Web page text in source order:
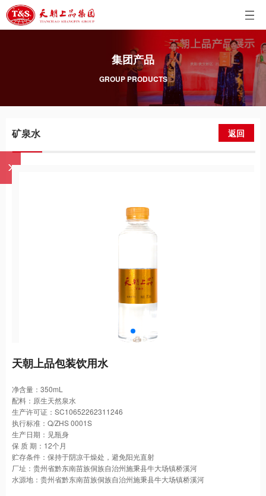
集团产品
GROUP PRODUCTS
矿泉水 返回
天朝上品包装饮用水
净含量：350mL
配料：原生天然泉水
生产许可证：SC10652262311246
执行标准：Q/ZHS 0001S
生产日期：见瓶身
保 质 期：12个月
贮存条件：保持于阴凉干燥处，避免阳光直射
厂址：贵州省黔东南苗族侗族自治州施秉县牛大场镇桥溪河
水源地：贵州省黔东南苗族侗族自治州施秉县牛大场镇桥溪河